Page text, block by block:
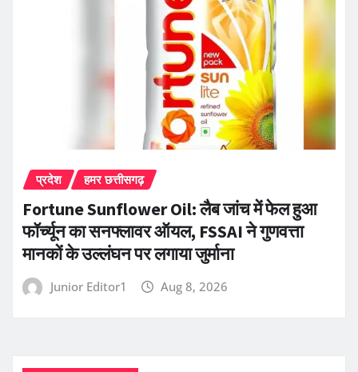
प्रदेश हमर छत्तीसगढ़
Fortune Sunflower Oil: लैब जांच में फेल हुआ
फॉर्च्यून का सनफ्लावर ऑयल, FSSAI ने गुणवत्ता
मानकों के उल्लंघन पर लगाया जुर्माना
Junior Editor1 Aug 8, 2026